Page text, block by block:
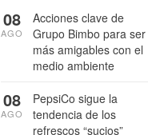
Acciones clave de
Grupo Bimbo para ser
más amigables con el
medio ambiente
08
AGO
PepsiCo sigue la
tendencia de los
refrescos “sucios”
08
AGO